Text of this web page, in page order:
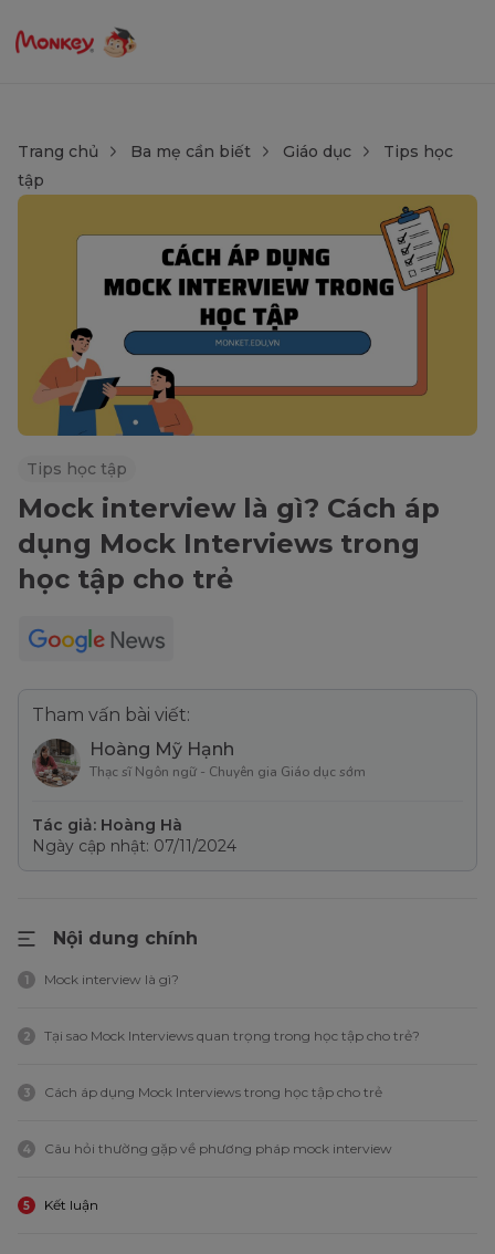
Trang chủ Ba mẹ cần biết Giáo dục
Tips học
tập
Tips học tập
Mock interview là gì? Cách áp
dụng Mock Interviews trong
học tập cho trẻ
Tham vấn bài viết:
Hoàng Mỹ Hạnh
Thạc sĩ Ngôn ngữ - Chuyên gia Giáo dục sớm
Tác giả: Hoàng Hà
Ngày cập nhật: 07/11/2024
Nội dung chính
1 Mock interview là gì?
2 Tại sao Mock Interviews quan trọng trong học tập cho trẻ?
3 Cách áp dụng Mock Interviews trong học tập cho trẻ
4 Câu hỏi thường gặp về phương pháp mock interview
5 Kết luận